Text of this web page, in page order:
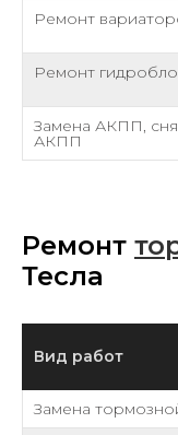
Ремонт
Ремонт
Замена АКПП,
АКПП
Ремонт
Тесла
Вид работ
Замена